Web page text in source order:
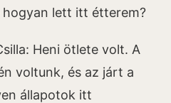
lett itt étterem?
Heni ötlete volt. A
voltunk, és az járt a
állapotok itt